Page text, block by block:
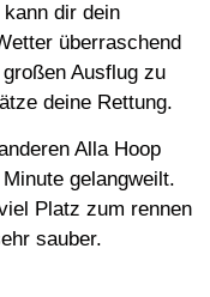
dir dein
überraschend
Ausflug zu
deine Rettung.
Alla Hoop
gelangweilt.
Platz zum rennen
sauber.